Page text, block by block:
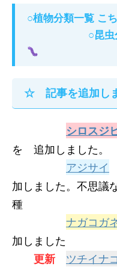
○植物分類一覧
○昆
☆ 記事を追加し
シロスジ
を 追加しました。
アジサイ
加しました。不思
種
ナガコガ
加しました
更新
ツチイナ